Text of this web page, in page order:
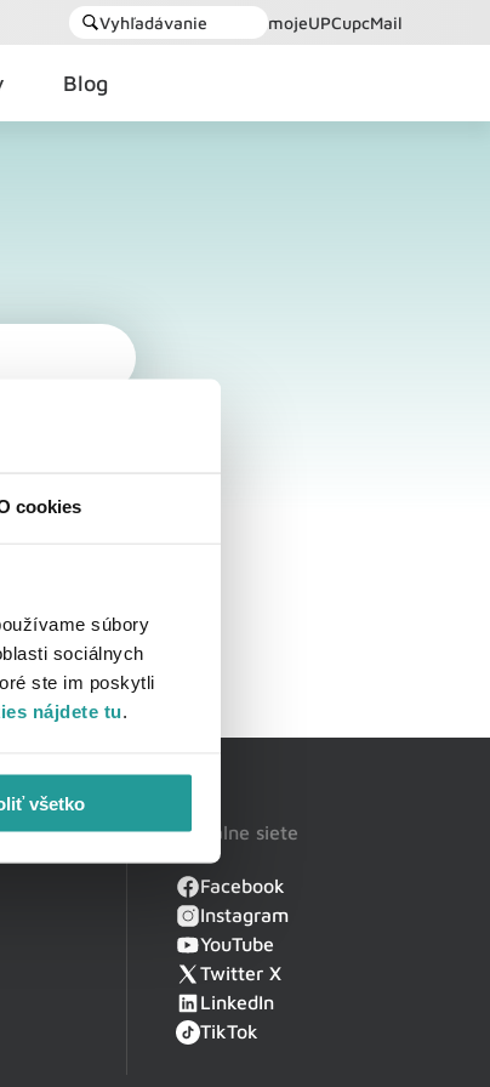
cookies
súbory
sociálnych
ste im poskytli
nájdete tu.
všetko
Vyhľadávanie mojeUPCupcMail
Blog
Sociálne siete
Facebook
Instagram
YouTube
Twitter X
LinkedIn
TikTok